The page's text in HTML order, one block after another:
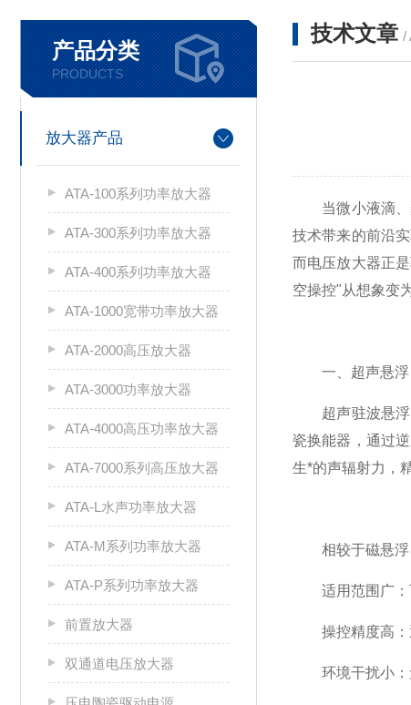
产品分类
PRODUCTS
放大器产品
ATA-100系列功率放大器
ATA-300系列功率放大器
ATA-400系列功率放大器
ATA-1000宽带功率放大器
ATA-2000高压放大器
ATA-3000功率放大器
ATA-4000高压功率放大器
ATA-7000系列高压放大器
ATA-L水声功率放大器
ATA-M系列功率放大器
ATA-P系列功率放大器
前置放大器
双通道电压放大器
技术文章 /
当微小液滴、
技术带来的前沿
而电压放大器正
空操控"从想象变
一、超声悬浮
超声驻波悬浮的
瓷换能器，通过
生*的声辐射力，
相较于磁悬浮
适用范围广：可
操控精度高：通
环境干扰小：无